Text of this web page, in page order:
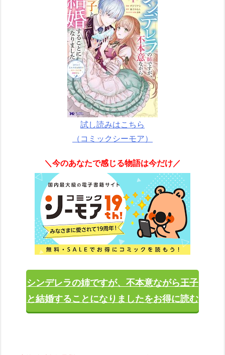
試し読みはこちら
（コミックシーモア）
＼今のあなたで感じる物語は今だけ／
シンデレラの姉ですが、不本意ながら王子
と結婚することになりましたをお得に読む